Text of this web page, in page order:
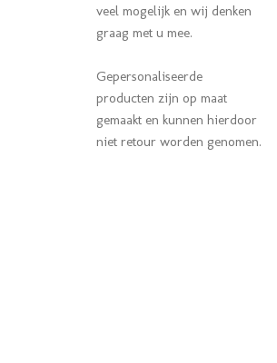
veel mogelijk en wij denken
graag met u mee.
Gepersonaliseerde
producten zijn op maat
gemaakt en kunnen hierdoor
niet retour worden genomen.